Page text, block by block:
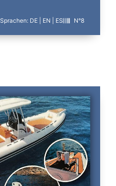
Sprachen: DE | EN | ES N°8